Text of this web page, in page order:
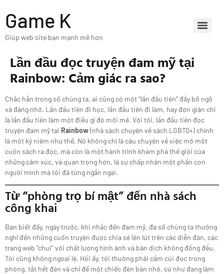
Game K
Giúp web site bạn mạnh mẽ hơn
Lần đầu đọc truyện đam mỹ tại
Rainbow: Cảm giác ra sao?
Chắc hẳn trong số chúng ta, ai cũng có một “lần đầu tiên” đầy bỡ ngỡ
và đáng nhớ. Lần đầu tiên đi học, lần đầu tiên đi làm, hay đơn giản chỉ
là lần đầu tiên làm một điều gì đó mới mẻ. Với tôi, lần đầu tiên đọc
truyện đam mỹ tại Rainbow(nhà sách chuyên về sách LGBTQ+) chính
là một kỷ niệm như thế. Nó không chỉ là câu chuyện về việc mở một
cuốn sách ra đọc, mà còn là một hành trình khám phá thế giới của
những cảm xúc, và quan trọng hơn, là sự chấp nhận một phần con
người mình mà tôi đã từng ngần ngại.
Từ “phòng trọ bí mật” đến nhà sách
công khai
Bạn biết đấy, ngày trước, khi nhắc đến đam mỹ, đa số chúng ta thường
nghĩ đến những cuốn truyện được chia sẻ lén lút trên các diễn đàn, các
trang web “chui” với chất lượng hình ảnh và bản dịch không đồng đều.
Tôi cũng không ngoại lệ. Hồi ấy, tôi thường phải cắm cúi đọc trong
phòng, tắt hết đèn và chỉ để một chiếc đèn bàn nhỏ, cứ như đang làm